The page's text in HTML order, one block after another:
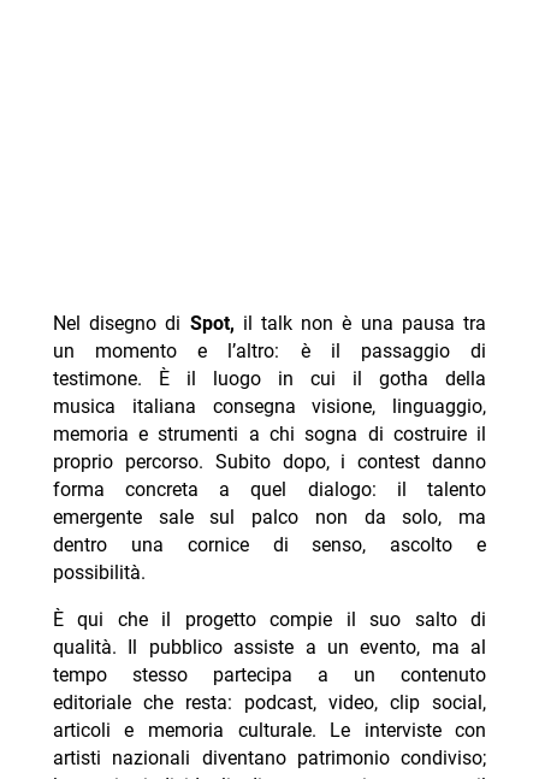
Nel disegno di Spot, il talk non è una pausa tra
un momento e l’altro: è il passaggio di
testimone. È il luogo in cui il gotha della
musica italiana consegna visione, linguaggio,
memoria e strumenti a chi sogna di costruire il
proprio percorso. Subito dopo, i contest danno
forma concreta a quel dialogo: il talento
emergente sale sul palco non da solo, ma
dentro una cornice di senso, ascolto e
possibilità.
È qui che il progetto compie il suo salto di
qualità. Il pubblico assiste a un evento, ma al
tempo stesso partecipa a un contenuto
editoriale che resta: podcast, video, clip social,
articoli e memoria culturale. Le interviste con
artisti nazionali diventano patrimonio condiviso;